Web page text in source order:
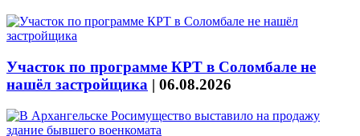
Участок по программе КРТ в Соломбале не
нашёл застройщика | 06.08.2026